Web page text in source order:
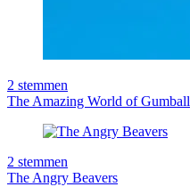
2 stemmen
The Amazing World of Gumball
2 stemmen
The Angry Beavers